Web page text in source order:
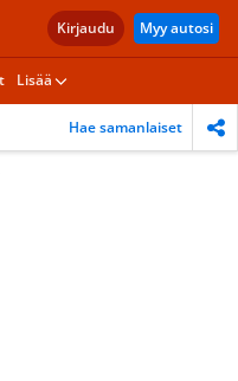
Kirjaudu Myy autosi
Lisää
Hae samanlaiset